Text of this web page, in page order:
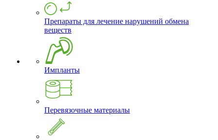
Препараты для лечение нарушений обмена
веществ
Импланты
Перевязочные материалы